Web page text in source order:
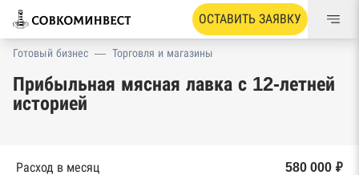
ОСТАВИТЬ ЗАЯВКУ
Готовый бизнес — Торговля и магазины
Прибыльная мясная лавка с 12-летней
историей
Расход в месяц
580 000 ₽